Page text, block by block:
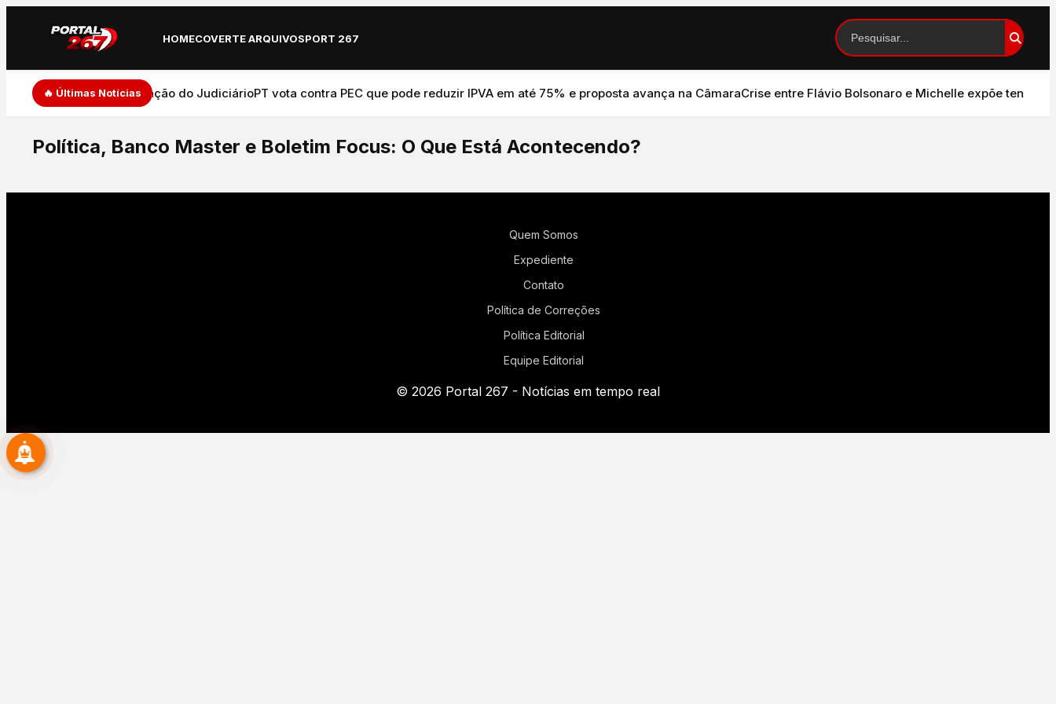
HOMECOVERTE ARQUIVOSPORT 267
🔥 Últimas Notícias
de expressão e atuação do JudiciárioPT vota contra PEC que pode reduzir IPVA em até 75% e proposta avança na CâmaraCrise entre Flávio Bolsonaro e Michelle expõe tensão no
Política, Banco Master e Boletim Focus: O Que Está Acontecendo?
Quem Somos
Expediente
Contato
Política de Correções
Política Editorial
Equipe Editorial
© 2026 Portal 267 - Notícias em tempo real